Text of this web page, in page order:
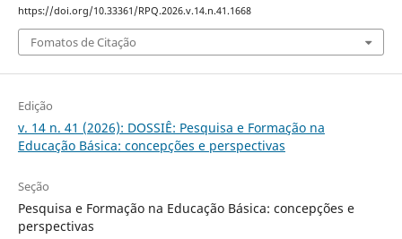
https://doi.org/10.33361/RPQ.2026.v.14.n.41.1668
Fomatos de Citação
Edição
v. 14 n. 41 (2026): DOSSIÊ: Pesquisa e Formação na
Educação Básica: concepções e perspectivas
Seção
Pesquisa e Formação na Educação Básica: concepções e
perspectivas